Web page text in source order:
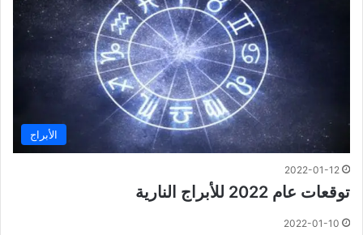
الأبراج
2022-01-12
توقعات عام 2022 للأبراج النارية
2022-01-10